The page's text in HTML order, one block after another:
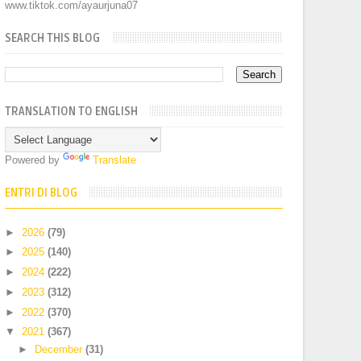
www.tiktok.com/ayaurjuna07
SEARCH THIS BLOG
TRANSLATION TO ENGLISH
Powered by Translate
ENTRI DI BLOG
► 2026(79)
►2025(140)
►2024(222)
► 2023(312)
► 2022(370)
▼2021(367)
►
December (31)